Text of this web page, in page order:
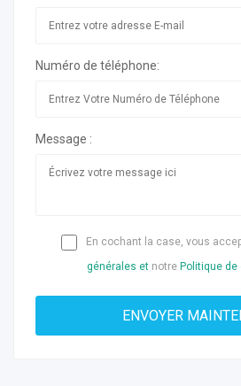
Numéro de téléphone:
Message :
En cochant la case, vous
générales et notre Politique